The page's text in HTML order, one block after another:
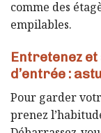
comme des
empilables.
Entretenez
d’entrée :
Pour garder
prenez